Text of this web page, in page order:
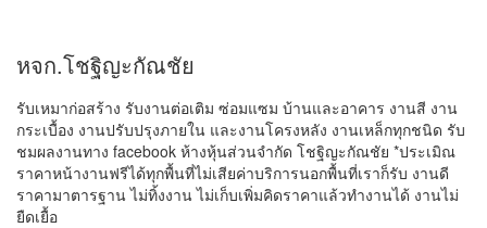
หจก.โชฐิญะกัณชัย
รับเหมาก่อสร้าง รับงานต่อเติม ซ่อมแซม บ้านและอาคาร งานสี งาน
กระเบื้อง งานปรับปรุงภายใน และงานโครงหลัง งานเหล็กทุกชนิด รับ
ชมผลงานทาง facebook ห้างหุ้นส่วนจำกัด โชฐิญะกัณชัย *ประเมิณ
ราคาหน้างานฟรีได้ทุกพื้นที่ไม่เสียค่าบริการนอกพื้นที่เราก็รับ งานดี
ราคามาตารฐาน ไม่ทิ้งงาน ไม่เก็บเพิ่มคิดราคาแล้วทำงานได้ งานไม่
ยืดเยื้อ